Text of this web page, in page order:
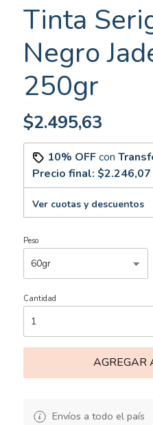
Tinta
Negro
250gr
$2.495,63
10% OFFcon
Precio final: $2.246,07
Ver cuotas y descuentos
Peso
Cantidad
AGREGAR
Envíos a todo el país